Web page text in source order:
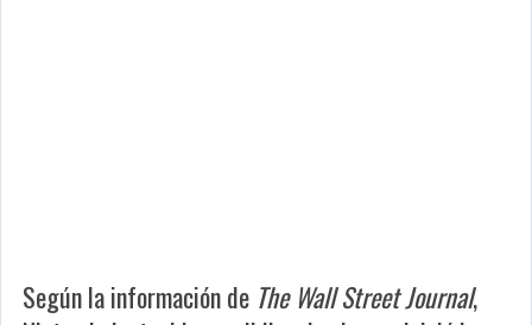
Según la información de The Wall Street Journal,